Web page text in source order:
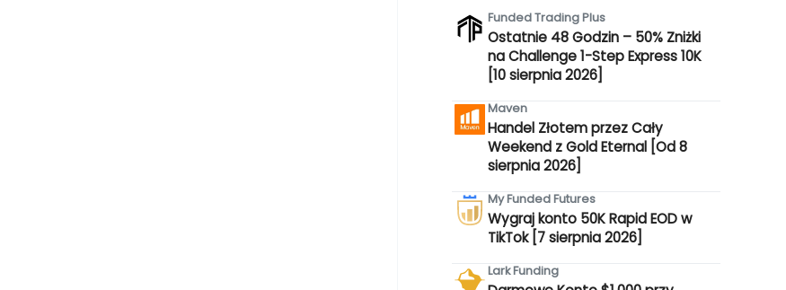
Funded Trading Plus
Ostatnie 48 Godzin – 50% Zniżki
na Challenge 1-Step Express 10K
[10 sierpnia 2026]
Maven
Handel Złotem przez Cały
Weekend z Gold Eternal [Od 8
sierpnia 2026]
My Funded Futures
Wygraj konto 50K Rapid EOD w
TikTok [7 sierpnia 2026]
Lark Funding